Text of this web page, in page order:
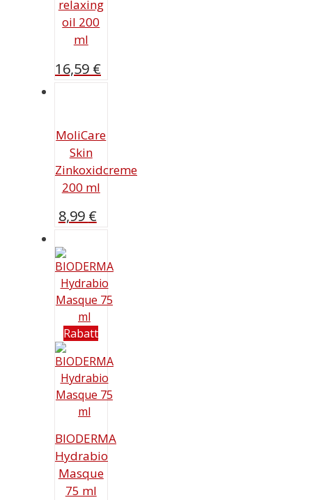
relaxing
oil 200
ml
16,59 €
MoliCare
Skin
Zinkoxidcreme
200 ml
8,99 €
Rabatt
BIODERMA
Hydrabio
Masque
75 ml